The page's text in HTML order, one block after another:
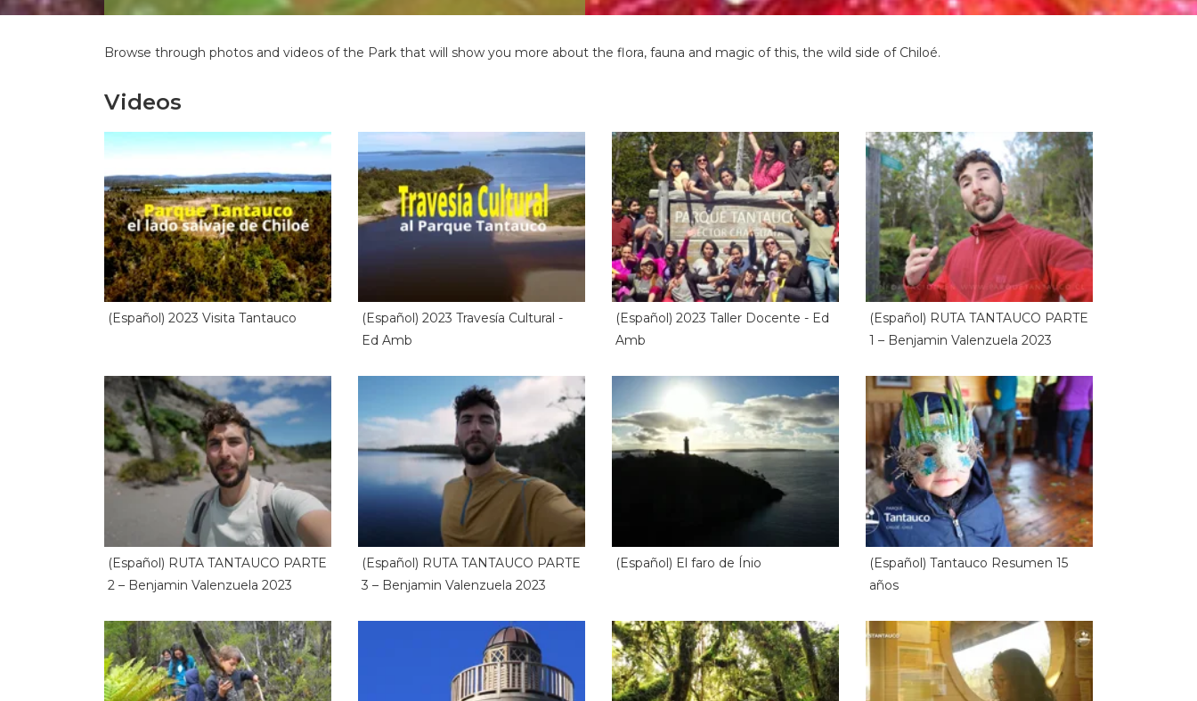
Browse through photos and videos of the Park that will show you more about the flora, fauna and magic of this, the wild side of Chiloé.
Videos
(Español) 2023 Visita Tantauco
(Español) 2023 Travesía Cultural -
Ed Amb
(Español) 2023 Taller Docente - Ed
Amb
(Español) RUTA TANTAUCO PARTE
1 – Benjamin Valenzuela 2023
(Español) RUTA TANTAUCO PARTE
2 – Benjamin Valenzuela 2023
(Español) RUTA TANTAUCO PARTE
3 – Benjamin Valenzuela 2023
(Español) El faro de Ínio
(Español) Tantauco Resumen 15
años